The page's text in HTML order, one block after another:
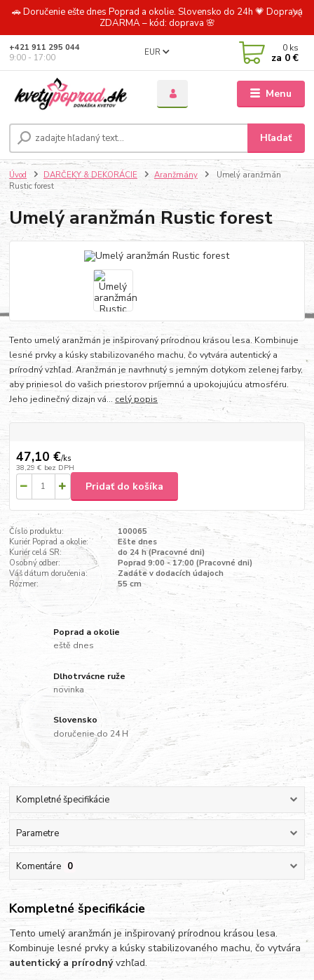
🚗 Doručenie ešte dnes Poprad a okolie. Slovensko do 24h 💗 Doprava
ZDARMA – kód: doprava 🌸
Menu
EUR
Hľadať
+421 911 295 044
9:00 - 17:00
0 ks
za 0 €
Úvod DARČEKY & DEKORÁCIE Aranžmány
Umelý aranžmán
Rustic forest
Umelý aranžmán Rustic forest
Tento umelý aranžmán je inšpirovaný prírodnou krásou lesa. Kombinuje
lesné prvky a kúsky stabilizovaného machu, čo vytvára autentický a
prírodný vzhľad. Aranžmán je navrhnutý s jemným dotykom zelenej farby,
aby priniesol do vašich priestorov príjemnú a upokojujúcu atmosféru.
Jeho jedinečný dizajn vá... celý popis
47,10 €/ks
38,29 € bez DPH
Pridať do košíka
Číslo produktu:
100065
Kuriér Poprad a okolie:
Ešte dnes
Kuriér celá SR:
do 24 h (Pracovné dni)
Osobný odber:
Poprad 9:00 - 17:00 (Pracovné dni)
Váš dátum doručenia:
Zadáte v dodacích údajoch
Rozmer:
55 cm
Poprad a okolie
eště dnes
Dlhotrvácne ruže
novinka
Slovensko
doručenie do 24 H
Kompletné špecifikácie
Parametre
Komentáre 0
Kompletné špecifikácie
Tento umelý aranžmán je inšpirovaný prírodnou krásou lesa.
Kombinuje lesné prvky a kúsky stabilizovaného machu, čo vytvára
autentický a prírodnývzhľad.